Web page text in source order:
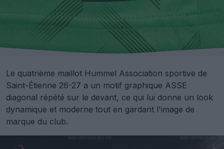
Le quatrième maillot Hummel Association sportive de
Saint-Étienne 26-27 a un motif graphique ASSE
diagonal répété sur le devant, ce qui lui donne un look
dynamique et moderne tout en gardant l'image de
marque du club.